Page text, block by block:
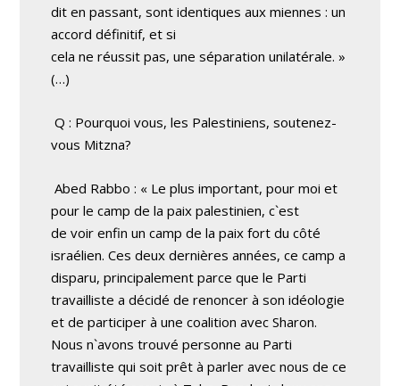
dit en passant, sont identiques aux miennes : un
accord définitif, et si
cela ne réussit pas, une séparation unilatérale. »
(…)
Q : Pourquoi vous, les Palestiniens, soutenez-
vous Mitzna?
Abed Rabbo : « Le plus important, pour moi et
pour le camp de la paix palestinien, c`est
de voir enfin un camp de la paix fort du côté
israélien. Ces deux dernières années, ce camp a
disparu, principalement parce que le Parti
travailliste a décidé de renoncer à son idéologie
et de participer à une coalition avec Sharon.
Nous n`avons trouvé personne au Parti
travailliste qui soit prêt à parler avec nous de ce